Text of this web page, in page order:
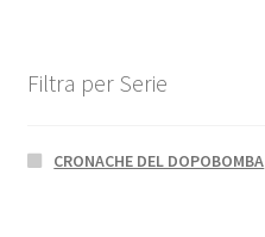
Filtra per Serie
CRONACHE DEL DOPOBOMBA